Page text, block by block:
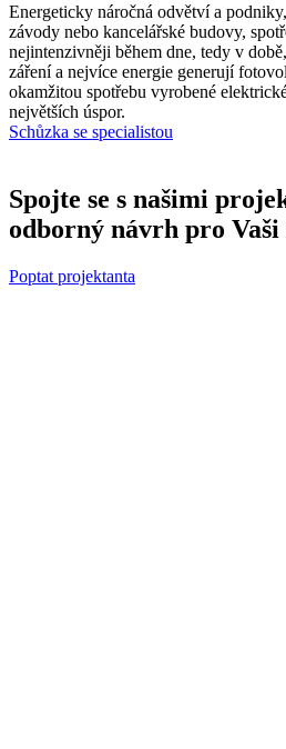
Energeticky náročná odvětví a
závody nebo kancelářské budovy,
nejintenzivněji během dne, tedy v
záření a nejvíce energie generují
okamžitou spotřebu vyrobené
největších úspor.
Schůzka se specialistou
Spojte se s našimi
odborný návrh pro
Poptat projektanta